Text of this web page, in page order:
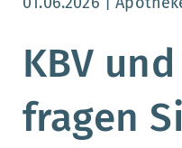
KBV
fragen